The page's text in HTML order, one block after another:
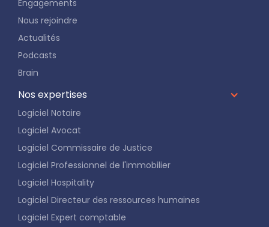
Engagements
Nous rejoindre
Actualités
Podcasts
Brain
Nos expertises
Logiciel Notaire
Logiciel Avocat
Logiciel Commissaire de Justice
Logiciel Professionnel de l'immobilier
Logiciel Hospitality
Logiciel Directeur des ressources humaines
Logiciel Expert comptable